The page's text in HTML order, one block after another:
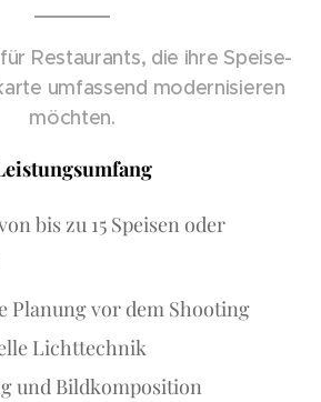
Restaurants, die ihre Speise-
umfassend modernisieren
möchten.
bis zu 15 Speisen oder
Planung vor dem Shooting
Lichttechnik
und Bildkomposition